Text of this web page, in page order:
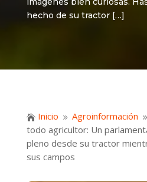
hecho de su tractor […]
 Inicio 9 Agroinformación 9
todo agricultor: Un
pleno desde su tractor
sus campos